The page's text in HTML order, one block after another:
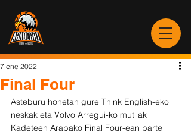
Final Four
7 ene 2022
Asteburu honetan gure Think English-eko
neskak eta Volvo Arregui-ko mutilak
Kadeteen Arabako Final Four-ean parte